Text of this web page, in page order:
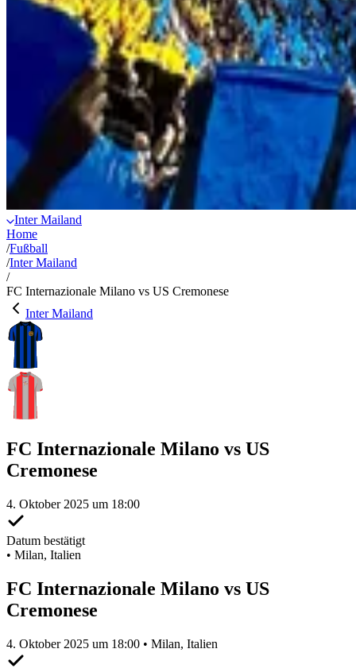
Inter Mailand
Home
/Fußball
/Inter Mailand
/
FC Internazionale Milano vs US Cremonese
Inter Mailand
FC Internazionale Milano vs US
Cremonese
4. Oktober 2025 um 18:00
Datum bestätigt
• Milan, Italien
FC Internazionale Milano vs US
Cremonese
4. Oktober 2025 um 18:00 • Milan, Italien